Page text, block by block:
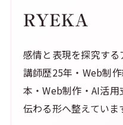
RYEKA
感情と表現を探究す
講師歴25年・Web制
本・Web制作・AI活
伝わる形へ整えていま